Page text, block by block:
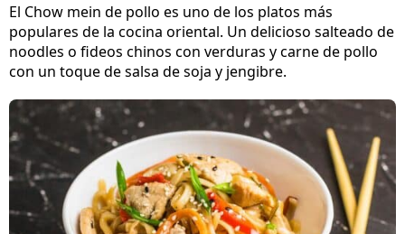
El Chow mein de pollo es uno de los platos más
populares de la cocina oriental. Un delicioso salteado de
noodles o fideos chinos con verduras y carne de pollo
con un toque de salsa de soja y jengibre.